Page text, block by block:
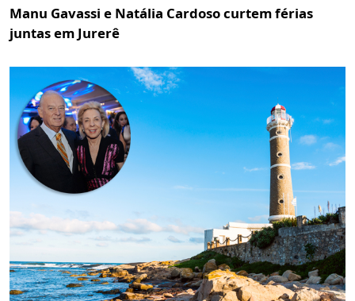
Manu Gavassi e Natália Cardoso curtem férias
juntas em Jurerê